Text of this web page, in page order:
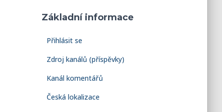
Základní informace
Přihlásit se
Zdroj kanálů (příspěvky)
Kanál komentářů
Česká lokalizace